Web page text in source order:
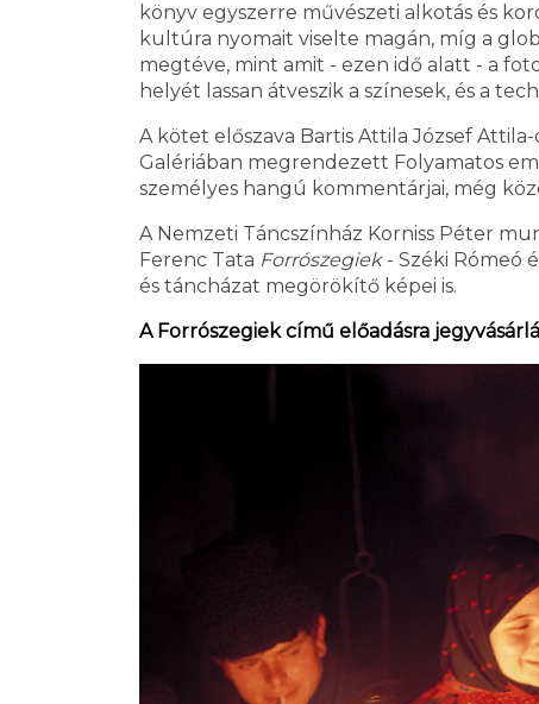
könyv egyszerre művészeti alkotás és
kultúra nyomait viselte magán, míg a
megtéve, mint amit - ezen idő alatt - a
helyét lassan átveszik a színesek, és a
A kötet előszava Bartis Attila József
Galériában megrendezett Folyamatos
személyes hangú kommentárjai, még
A Nemzeti Táncszínház Korniss Péter
Ferenc Tata Forrószegiek- Széki Rómeó
és táncházat megörökítő képei is.
A Forrószegiek című előadásra